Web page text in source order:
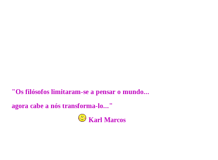
"Os filósofos limitaram-se a pensar o mundo...
agora cabe a nós transforma-lo..."
Karl Marcos